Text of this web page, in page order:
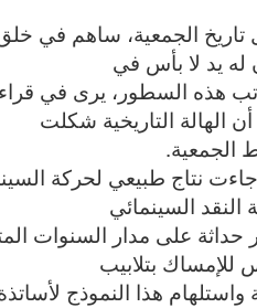
تاريخ الجمعية، ساهم في
له يد لا بأس في
السطور، يرى في قراءة
الهالة التاريخية شكلت
الجمعية.
النقد السينمائي
حداثة على مدار السنوات
بتلابيب
واستلهام هذا النموذج